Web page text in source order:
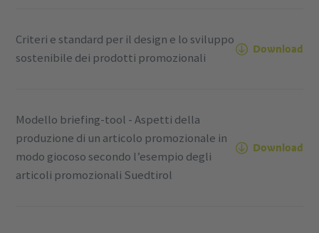
Criteri e standard per il design e lo sviluppo
sostenibile dei prodotti promozionali
Download
Modello briefing-tool - Aspetti della
produzione di un articolo promozionale in
modo giocoso secondo l’esempio degli
articoli promozionali Suedtirol
Download